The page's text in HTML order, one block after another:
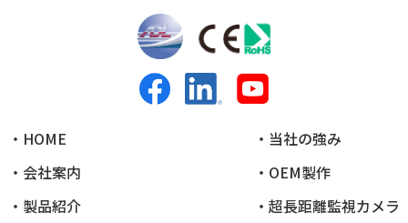
・HOME
・会社案内
・製品紹介
・当社の強み
・OEM製作
・超長距離監視カメラ